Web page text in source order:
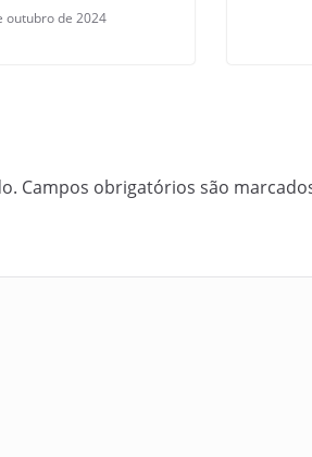
outubro de 2024
Campos obrigatórios são